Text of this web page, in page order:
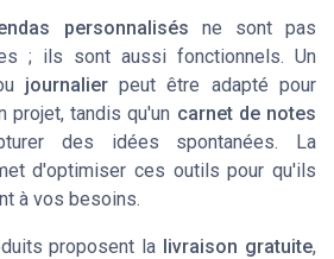
personnalisés ne sont pas
; ils sont aussi fonctionnels. Un
journalierpeut être adapté pour
projet, tandis qu'un carnet de notes
des idées spontanées. La
d'optimiser ces outils pour qu'ils
à vos besoins.
proposent la livraison gratuite,